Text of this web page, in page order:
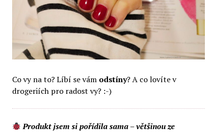
Co vy na to? Líbí se vám odstíny? A co lovíte v
drogeriích pro radost vy? :-)
Produkt jsem si pořídila sama – většinou ze